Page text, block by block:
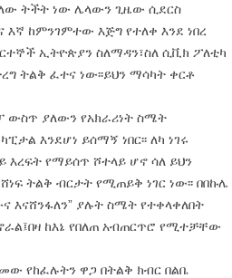
ትችት ነው ሌላውን ጊዜው ሲደርስ
እኛ ከምንገምተው እጅግ የተለቀ እንደ ነበረ
ኢትዮጵያን ስለማዳን፣ስለ ሲቪክ ፖለቲካ
ትልቅ ፈተና ነው፡፡ይህን ማሳካት ቀርቶ
ውስጥ ያለውን የአክራሪነት ስሜት
እንደሆነ ይሰማኝ ነበር፡፡ ለካ ነገሩ
የማይሰጥ ሾተላይ ሆኖ ሳለ ይህን
ትልቅ ብርታት የሚጠይቅ ነገር ነው፡፡ በበኩሌ
ያሉት ስሜት የተቀላቀለበት
ከእኔ የበለጠ አብጠርጥሮ የሚተቻቸው
የከፈሉትን ዋጋ በትልቅ ክብር በልቤ